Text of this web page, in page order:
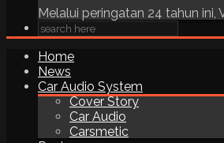
Melalui peringatan 24 tahun
Home
News
Car Audio System
Cover Story
Car Audio
Carsmetic